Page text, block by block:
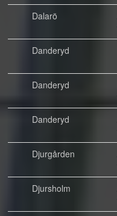
Dalarö
Danderyd
Danderyd
Danderyd
Djurgården
Djursholm